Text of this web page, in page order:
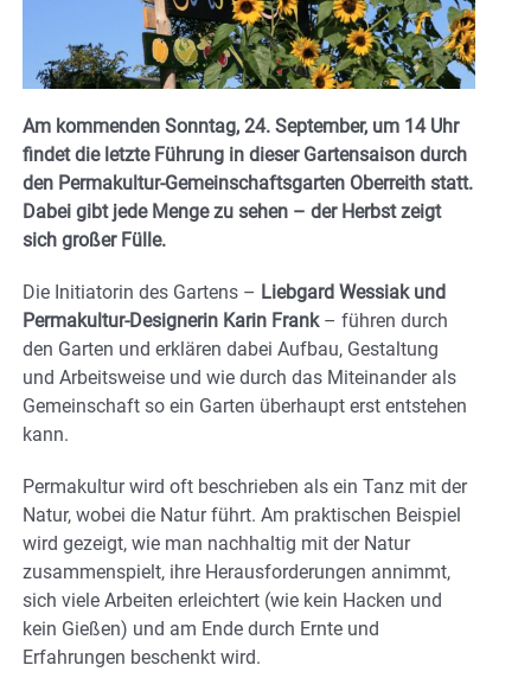
Am kommenden Sonntag, 24. September, um 14 Uhr
findet die letzte Führung in dieser Gartensaison durch
den Permakultur-Gemeinschaftsgarten Oberreith statt.
Dabei gibt jede Menge zu sehen – der Herbst zeigt
sich großer Fülle.
Die Initiatorin des Gartens – Liebgard Wessiak und
Permakultur-Designerin Karin Frank– führen durch
den Garten und erklären dabei Aufbau, Gestaltung
und Arbeitsweise und wie durch das Miteinander als
Gemeinschaft so ein Garten überhaupt erst entstehen
kann.
Permakultur wird oft beschrieben als ein Tanz mit der
Natur, wobei die Natur führt. Am praktischen Beispiel
wird gezeigt, wie man nachhaltig mit der Natur
zusammenspielt, ihre Herausforderungen annimmt,
sich viele Arbeiten erleichtert (wie kein Hacken und
kein Gießen) und am Ende durch Ernte und
Erfahrungen beschenkt wird.